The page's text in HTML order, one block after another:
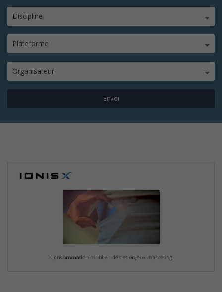
Discipline
Plateforme
Organisateur